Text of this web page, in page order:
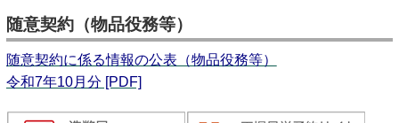
随意契約（物品役務等）
随意契約に係る情報の公表（物品役務等）
令和7年10月分 [PDF]